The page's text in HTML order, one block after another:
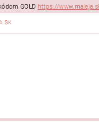
GOLD https://